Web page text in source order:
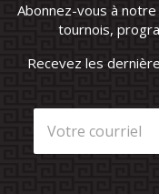
Abonnez-vous à
tournois,
Recevez les